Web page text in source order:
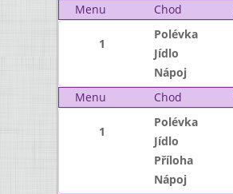
Menu
Chod
1
Polévka
Jídlo
Nápoj
Menu
Chod
1
Polévka
Jídlo
Příloha
Nápoj